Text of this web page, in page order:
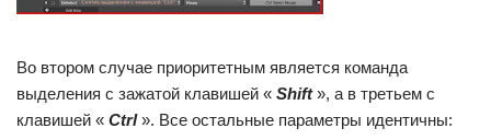
Во втором случае приоритетным является команда
выделения с зажатой клавишей « Shift», а в третьем с
клавишей « Ctrl». Все остальные параметры идентичны: